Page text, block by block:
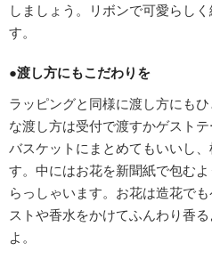
しましょう。リボンで可愛らし
す。
●渡し方にもこだわりを
ラッピングと同様に渡し方にも
な渡し方は受付で渡すかゲストテ
バスケットにまとめてもいいし
す。中にはお花を新聞紙で包む
らっしゃいます。お花は造花で
ストや香水をかけてふんわり香
よ。